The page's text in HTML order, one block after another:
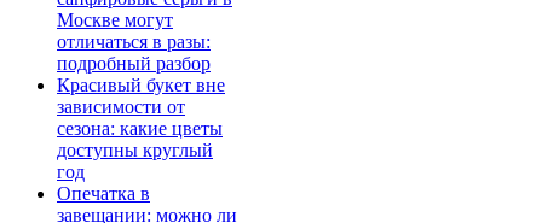
Москве могут
отличаться в разы:
подробный разбор
Красивый букет вне
зависимости от
сезона: какие цветы
доступны круглый
год
Опечатка в
завещании: можно ли